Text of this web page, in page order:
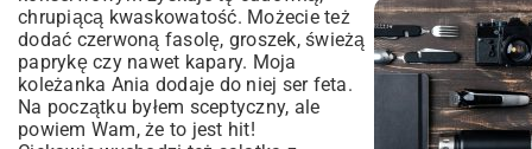
chrupiącą kwaskowatość. Możecie też
dodać czerwoną fasolę, groszek, świeżą
paprykę czy nawet kapary. Moja
koleżanka Ania dodaje do niej ser feta.
Na początku byłem sceptyczny, ale
powiem Wam, że to jest hit!